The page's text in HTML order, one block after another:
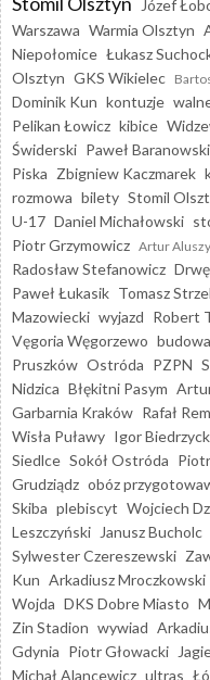
Józef
Warszawa Warmia Olsztyn
Niepołomice Łukasz
Olsztyn GKS Wikielec
Dominik Kun kontuzje
Pelikan Łowicz kibice
Świderski Paweł Baranowski
Piska Zbigniew Kaczmarek
rozmowa bilety Stomil
U-17 Daniel Michałowski
Piotr Grzymowicz Artur
Radosław Stefanowicz
Paweł Łukasik Tomasz
Mazowiecki wyjazd Robert
Vęgoria Węgorzewo
Pruszków Ostróda PZPN
Nidzica Błękitni Pasym
Garbarnia Kraków Rafał
Wisła Puławy Igor
Siedlce Sokół Ostróda
Grudziądz obóz
Skiba plebiscyt Wojciech
Leszczyński
Janusz Bucholc
Sylwester Czereszewski
Kun Arkadiusz Mroczkowski
Wojda DKS Dobre Miasto
Zin Stadion wywiad
Gdynia Piotr Głowacki
Michał Alancewicz ultras